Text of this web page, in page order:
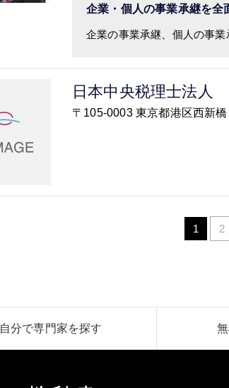
企業・個人の事業承継を全
企業の事業承継、個人の事業
日本中央税理士法人
〒105-0003 東京都港区西新
1 2
自分で専門家を探す